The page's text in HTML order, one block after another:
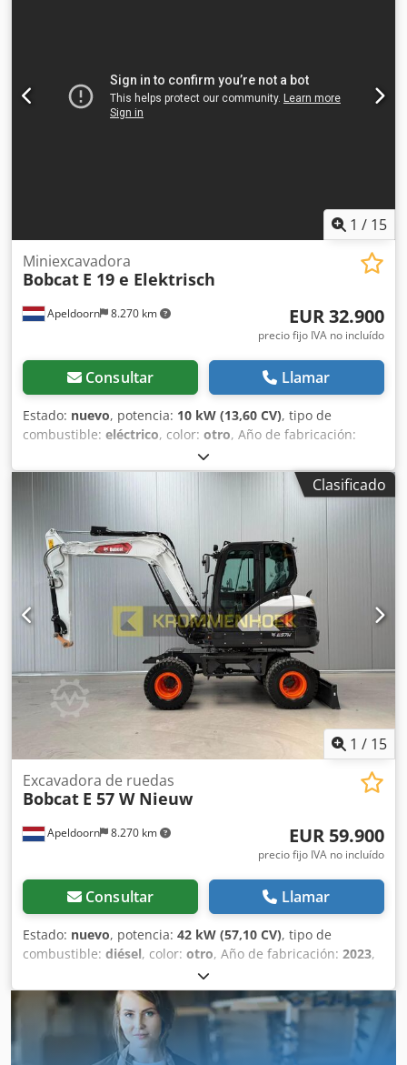
modificaciones y venta previa!
1 / 15
Apeldoorn 8.270 km
Miniexcavadora
Bobcat E 19 e Elektrisch
EUR 32.900
precio fijo IVA no incluído
Consultar Llamar
Estado: nuevo, potencia: 10 kW (13,60 CV), tipo de
combustible: eléctrico, color: otro, Año de fabricación:
, horas de funcionamiento:
Peso en vacío: 1.910 kg Dimensiones (L x An x Al): 381 x 98 x
230 cm Marcado CE: sí Estado general: muy bueno Estado
accesorios adicionales = - Función de martillo/selección -
Función de rotación = Observaciones = Dsdpfxeznrnms Ab
Asck General País de fabricación: República Checa Estado
Tipo CE: CE 2 funciones hidráulicas adicionales para
cizalla/cuchara clasificadora, juego de protección de
cilindro, chasis extensible
Clasificado
1 / 15
Apeldoorn 8.270 km
Excavadora de ruedas
Bobcat E 57 W Nieuw
EUR 59.900
precio fijo IVA no incluído
Consultar Llamar
Estado: nuevo, potencia: 42 kW (57,10 CV), tipo de
combustible: diésel, color: otro, Año de fabricación: 2023,
3 h, Equipamiento:
acondicionado, Sistema de propulsión: rueda Peso en
vacío: 6171 kg Dimensiones (largo x ancho x alto): 612 x 192
x 295 cm Tipo de motor: Bobcat DM02VB Alcance máximo:
640 cm Marcado CE: sí Estado general: muy bueno Estado